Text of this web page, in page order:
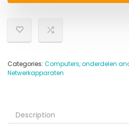
Categories: Computers, onderdelen
Netwerkapparaten
Description